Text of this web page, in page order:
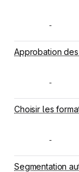
-
Approbation
-
Choisir les
-
Segmentation